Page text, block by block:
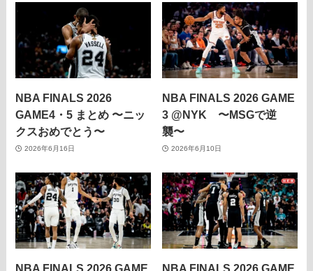
NBA FINALS 2026
GAME4・5 まとめ 〜ニッ
クスおめでとう〜
2026年6月16日
NBA FINALS 2026 GAME
3 @NYK 〜MSGで逆
襲〜
2026年6月10日
NBA FINALS 2026 GAME NBA FINALS 2026 GAME